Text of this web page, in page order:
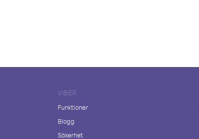
VIBER
Funktioner
Blogg
Säkerhet